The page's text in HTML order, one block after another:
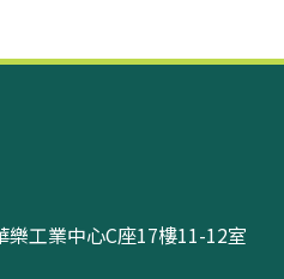
工業中心C座17樓11-12室